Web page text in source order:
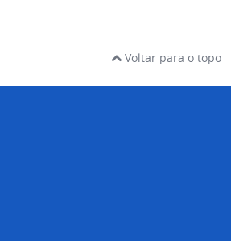
Voltar para o topo